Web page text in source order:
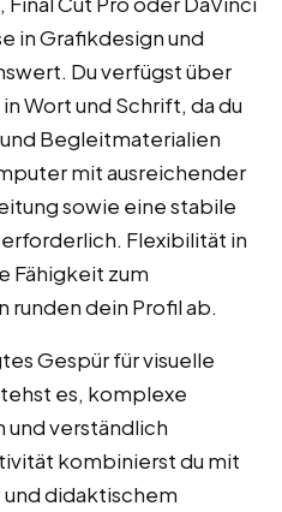
in Grafikdesign und
Du verfügst über
Wort und Schrift, da du
Begleitmaterialien
mit ausreichender
sowie eine stabile
Flexibilität in
Fähigkeit zum
dein Profil ab.
Gespür für visuelle
es, komplexe
und verständlich
kombinierst du mit
didaktischem